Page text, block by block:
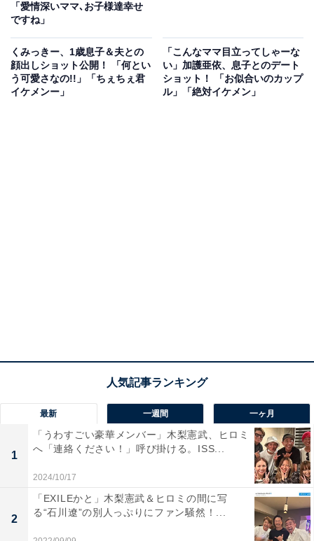
「愛情深いママ､お子様達幸せ
ですね」
くみっきー、1歳息子＆夫との
顔出しショット公開！ 「何とい
う可愛さなの!!」「ちぇちぇ君
イケメンー」
「こんなママ目立ってしゃーな
い」加護亜依、息子とのデート
ショット！ 「お似合いのカップ
ル」「絶対イケメン」
最新 一週間 一ヶ月
1
「うわすごい豪華メンバー」木梨憲武、ヒロミ
へ「連絡ください！」呼び掛ける。ISS...
2024/10/17
2
「EXILEかと」木梨憲武＆ヒロミの間に写
る“石川遼”の別人っぷりにファン騒然！...